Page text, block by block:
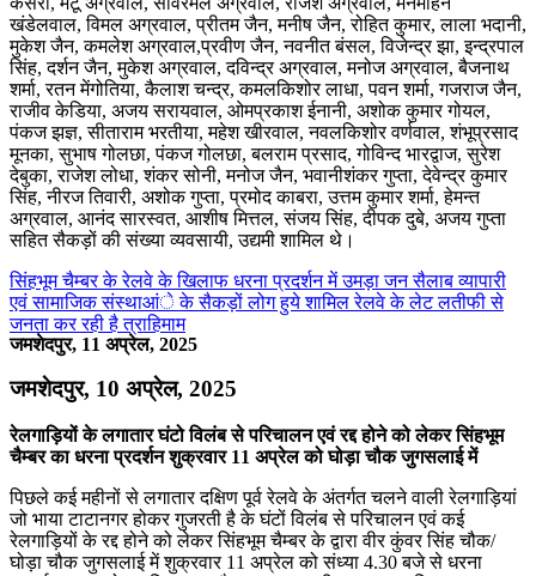
खंडेलवाल, विमल अग्रवाल, प्रीतम जैन, मनीष जैन, रोहित कुमार, लाला भदानी,
मुकेश जैन, कमलेश अग्रवाल,प्रवीण जैन, नवनीत बंसल, विजेन्द्र झा, इन्द्रपाल
सिंह, दर्शन जैन, मुकेश अग्रवाल, दविन्द्र अग्रवाल, मनोज अग्रवाल, बैजनाथ
शर्मा, रतन मेंगोतिया, कैलाश चन्द्र, कमलकिशोर लाधा, पवन शर्मा, गजराज जैन,
राजीव केडिया, अजय सरायवाल, ओमप्रकाश ईनानी, अशोक कुमार गोयल,
पंकज झज्ञ, सीताराम भरतीया, महेश खीरवाल, नवलकिशोर वर्णवाल, शंभूप्रसाद
मूनका, सुभाष गोलछा, पंकज गोलछा, बलराम प्रसाद, गोविन्द भारद्वाज, सुरेश
देबुका, राजेश लोधा, शंकर सोनी, मनोज जैन, भवानीशंकर गुप्ता, देवेन्द्र कुमार
सिंह, नीरज तिवारी, अशोक गुप्ता, प्रमोद काबरा, उत्तम कुमार शर्मा, हेमन्त
अग्रवाल, आनंद सारस्वत, आशीष मित्तल, संजय सिंह, दीपक दुबे, अजय गुप्ता
सहित सैकड़ों की संख्या व्यवसायी, उद्यमी शामिल थे।
सिंहभूम चैम्बर के रेलवे के खिलाफ धरना प्रदर्शन में उमड़ा जन सैलाब व्यापारी
एवं सामाजिक संस्थाआंे के सैकड़ों लोग हुये शामिल रेलवे के लेट लतीफी से
जनता कर रही है त्राहिमाम
जमशेदपुर, 11 अप्रेल, 2025
जमशेदपुर, 10 अप्रेल, 2025
रेलगाड़ियों के लगातार घंटो विलंब से परिचालन एवं रद्द होने को लेकर सिंहभूम
चैम्बर का धरना प्रदर्शन शुक्रवार 11 अप्रेल को घोड़ा चौक जुगसलाई में
पिछले कई महीनों से लगातार दक्षिण पूर्व रेलवे के अंतर्गत चलने वाली रेलगाड़ियां
जो भाया टाटानगर होकर गुजरती है के घंटों विलंब से परिचालन एवं कई
रेलगाड़ियों के रद्द होने को लेकर सिंहभूम चैम्बर के द्वारा वीर कुंवर सिंह चौक/
घोड़ा चौक जुगसलाई में शुक्रवार 11 अप्रेल को संध्या 4.30 बजे से धरना